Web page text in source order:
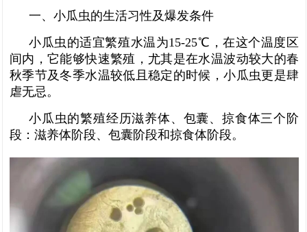
一、小瓜虫的生活习性及爆发条件
小瓜虫的适宜繁殖水温为15-25℃，在这个温度区
间内，它能够快速繁殖，尤其是在水温波动较大的春
秋季节及冬季水温较低且稳定的时候，小瓜虫更是肆
虐无忌。
小瓜虫的繁殖经历滋养体、包囊、掠食体三个阶
段：滋养体阶段、包囊阶段和掠食体阶段。